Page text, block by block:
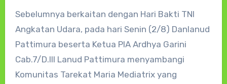
Sebelumnya berkaitan dengan Hari Bakti TNI
Angkatan Udara, pada hari Senin (2/8) Danlanud
Pattimura beserta Ketua PIA Ardhya Garini
Cab.7/D.III Lanud Pattimura menyambangi
Komunitas Tarekat Maria Mediatrix yang